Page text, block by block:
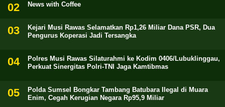
News with Coffee
Kejari Musi Rawas Selamatkan Rp1,26 Miliar Dana PSR, Dua
Pengurus Koperasi Jadi Tersangka
Polres Musi Rawas Silaturahmi ke Kodim 0406/Lubuklinggau,
Perkuat Sinergitas Polri-TNI Jaga Kamtibmas
Polda Sumsel Bongkar Tambang Batubara Ilegal di Muara
Enim, Cegah Kerugian Negara Rp95,9 Miliar